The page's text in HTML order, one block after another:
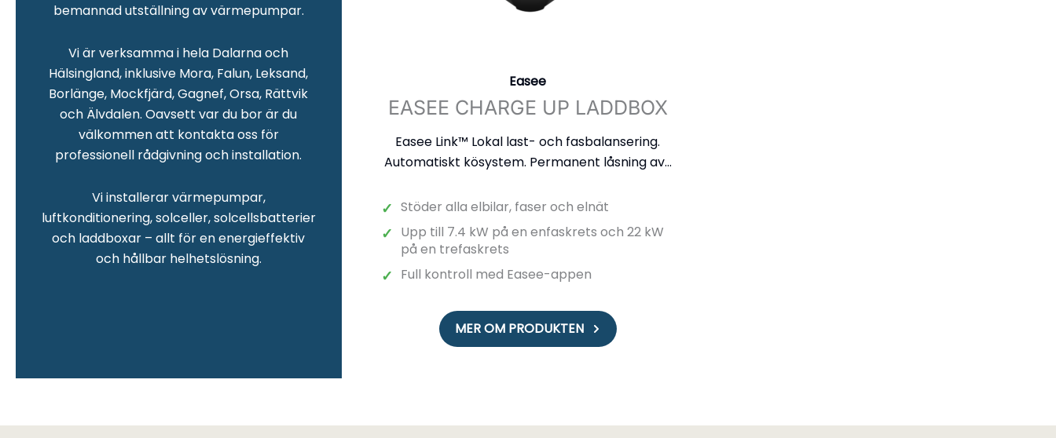
bemannad utställning av värmepumpar.
Vi är verksamma i hela Dalarna och
Hälsingland, inklusive Mora, Falun, Leksand,
Borlänge, Mockfjärd, Gagnef, Orsa, Rättvik
och Älvdalen. Oavsett var du bor är du
välkommen att kontakta oss för
professionell rådgivning och installation.
Vi installerar värmepumpar,
luftkonditionering, solceller, solcellsbatterier
och laddboxar – allt för en energieffektiv
och hållbar helhetslösning.
Easee
EASEE CHARGE UP LADDBOX
Easee Link™ Lokal last- och fasbalansering.
Automatiskt kösystem. Permanent låsning av...
✓ Stöder alla elbilar, faser och elnät
✓ Upp till 7.4 kW på en enfaskrets och 22 kW
på en trefaskrets
✓ Full kontroll med Easee-appen
MER OM PRODUKTEN